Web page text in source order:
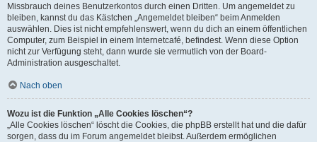
Missbrauch deines Benutzerkontos durch einen Dritten. Um angemeldet zu
bleiben, kannst du das Kästchen „Angemeldet bleiben“ beim Anmelden
auswählen. Dies ist nicht empfehlenswert, wenn du dich an einem öffentlichen
Computer, zum Beispiel in einem Internetcafé, befindest. Wenn diese Option
nicht zur Verfügung steht, dann wurde sie vermutlich von der Board-
Administration ausgeschaltet.
Nach oben
Wozu ist die Funktion „Alle Cookies löschen“?
„Alle Cookies löschen“ löscht die Cookies, die phpBB erstellt hat und die dafür
sorgen, dass du im Forum angemeldet bleibst. Außerdem ermöglichen